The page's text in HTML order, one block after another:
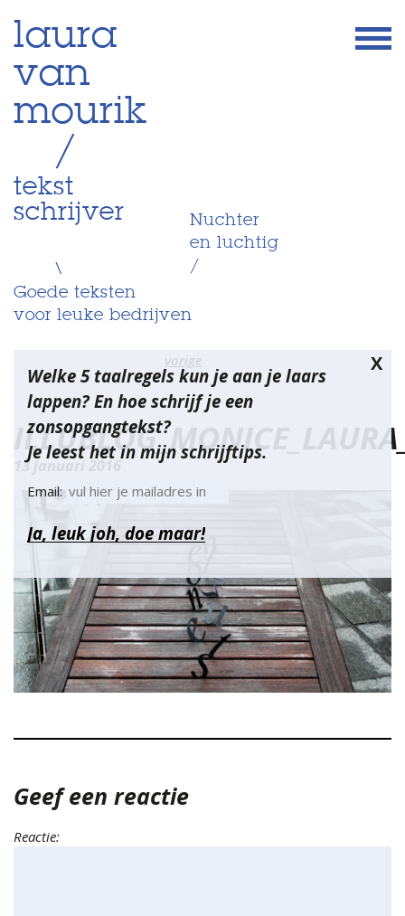
Skip
to
content
laura
van
mourik
/
tekst
schrijver
\
Nuchter
en luchtig
/
Goede teksten
voor leuke bedrijven
X
Welke 5 taalregels kun je aan je laars
lappen? En hoe schrijf je een
zonsopgangtekst?
Je leest het in mijn schrijftips.
Email:
Bericht
navigatie
vorige
13 januari 2016
Geef een reactie
Reactie: